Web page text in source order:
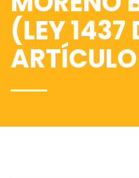
(LEY 1437